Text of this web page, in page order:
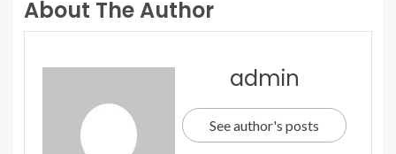
About The Author
admin
See author's posts